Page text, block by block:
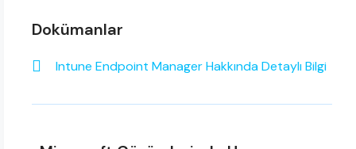
Dokümanlar
Intune Endpoint Manager​ Hakkında Detaylı Bilgi